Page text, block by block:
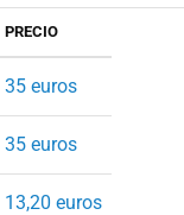
PRECIO
35 euros
35 euros
13,20 euros